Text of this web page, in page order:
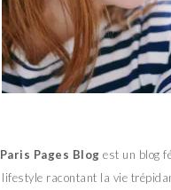
Paris Pages Blog est un blog
lifestyle racontant la vie